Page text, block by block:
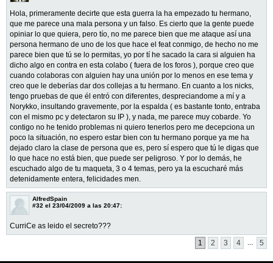
Hola, primeramente decirte que esta guerra la ha empezado tu hermano,
que me parece una mala persona y un falso. Es cierto que la gente puede
opiniar lo que quiera, pero tío, no me parece bien que me ataque así una
persona hermano de uno de los que hace el feat conmigo, de hecho no me
parece bien que tú se lo permitas, yo por tí he sacado la cara si alguien ha
dicho algo en contra en esta colabo ( fuera de los foros ), porque creo que
cuando colaboras con alguien hay una unión por lo menos en ese tema y
creo que le deberías dar dos collejas a tu hermano. En cuanto a los nicks,
tengo pruebas de que él entró con diferentes, despreciandome a mí y a
Norykko, insultando gravemente, por la espalda ( es bastante tonto, entraba
con el mismo pc y detectaron su IP ), y nada, me parece muy cobarde. Yo
contigo no he tenido problemas ni quiero tenerlos pero me decepciona un
poco la situación, no espero estar bien con tu hermano porque ya me ha
dejado claro la clase de persona que es, pero sí espero que tú le digas que
lo que hace no está bien, que puede ser peligroso. Y por lo demás, he
escuchado algo de tu maqueta, 3 o 4 temas, pero ya la escucharé más
detenidamente entera, felicidades men.
AlfredSpain
#32 el 23/04/2009 a las 20:47:
CurriCe as leido el secreto???
1
2 3 4 5